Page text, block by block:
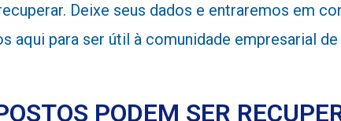
Deixe seus dados e entraremos em
aqui para ser útil à comunidade empresarial
PODEM SER